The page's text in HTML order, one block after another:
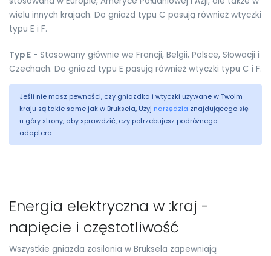
wielu innych krajach. Do gniazd typu C pasują również wtyczki
typu E i F.
Typ E - Stosowany głównie we Francji, Belgii, Polsce, Słowacji i
Czechach. Do gniazd typu E pasują również wtyczki typu C i F.
Jeśli nie masz pewności, czy gniazdka i wtyczki używane w Twoim
kraju są takie same jak w Bruksela, Użyj narzędzia znajdującego się
u góry strony, aby sprawdzić, czy potrzebujesz podróżnego
adaptera.
Energia elektryczna w :kraj -
napięcie i częstotliwość
Wszystkie gniazda zasilania w Bruksela zapewniają